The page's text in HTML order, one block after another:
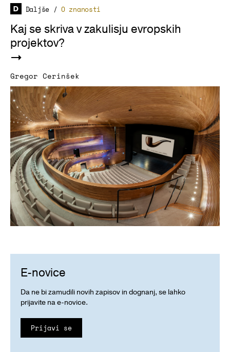
Daljše /O znanosti
Kaj se skriva v zakulisju evropskih
projektov?
Gregor Cerinšek
E-novice
Da ne bi zamudili novih zapisov in dognanj, se lahko
prijavite na e-novice.
Prijavi se